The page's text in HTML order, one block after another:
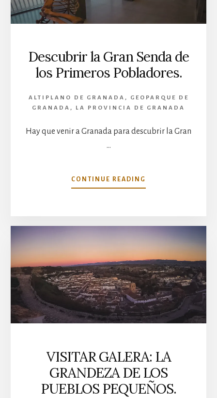
Descubrir la Gran Senda de
los Primeros Pobladores.
ALTIPLANO DE GRANADA ,
GEOPARQUE DE
GRANADA , LA PROVINCIA DE GRANADA
Hay que venir a Granada para descubrir la Gran
…
CONTINUE READING
DE
PRIMEROS
POBLADORES.
VISITAR GALERA: LA
GRANDEZA DE LOS
PUEBLOS PEQUEÑOS.